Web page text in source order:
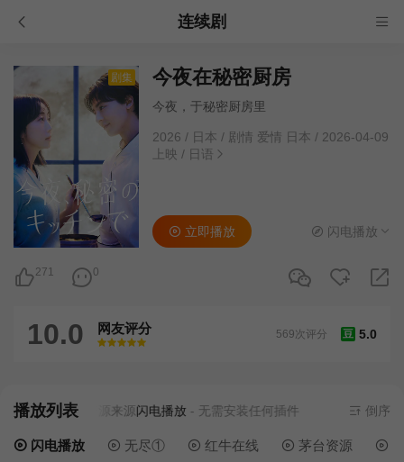
连续剧
剧集 今夜在秘密厨房
今夜，于秘密厨房里
2026 / 日本 / 剧情 爱情 日本 / 2026-04-09
上映 / 日语
271 0
立即播放 闪电播放
10.0 网友评分
很差
较差还行推荐力荐
豆 5.0
569次评分
播放列表当前资源来源闪电播放- 无需安装任何插件 倒序
闪电播放 无尽① 红牛在线 茅台资源